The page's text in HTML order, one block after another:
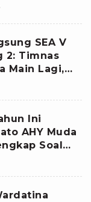
SEA V
2: Timnas
Main Lagi,
Ini
AHY Muda
Soal